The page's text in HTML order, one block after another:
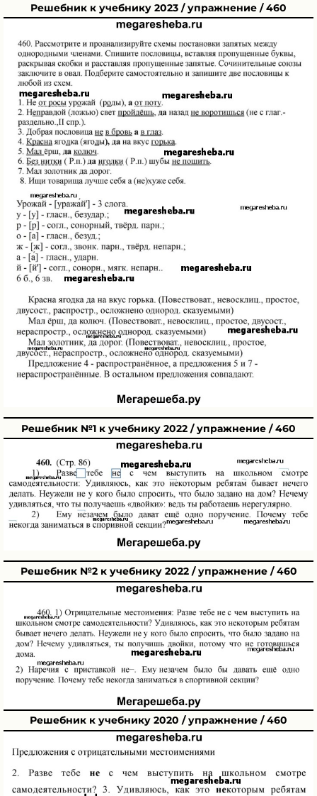
Решебник к учебнику 2023 / упражнение / 460
Решебник №1 к учебнику 2022 / упражнение / 460
Решебник №2 к учебнику 2022 / упражнение / 460
Решебник к учебнику 2020 / упражнение / 460